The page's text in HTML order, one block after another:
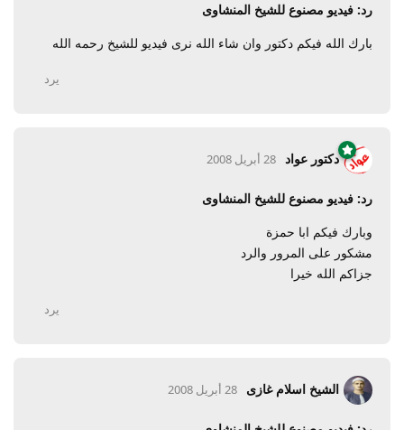
رد: فيديو مصنوع للشيخ المنشاوى
بارك الله فيكم دكتور وان شاء الله نرى فيديو للشيخ رحمه الله
يرد
دكتور عواد 28 أبريل 2008
رد: فيديو مصنوع للشيخ المنشاوى
وبارك فيكم ابا حمزة
مشكور على المرور والرد
جزاكم الله خيرا
يرد
الشيخ اسلام غازى 28 أبريل 2008